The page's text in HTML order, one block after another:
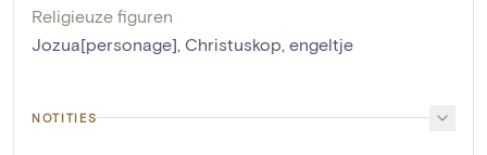
Religieuze figuren
Jozua[personage], Christuskop, engeltje
NOTITIES